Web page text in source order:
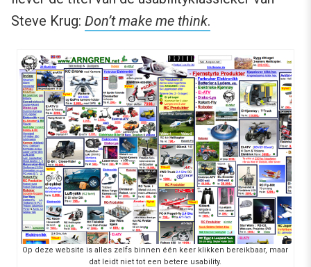
Steve Krug: Don’t make me think.
Op deze website is alles zelfs binnen één keer klikken bereikbaar, maar
dat leidt niet tot een betere usability.